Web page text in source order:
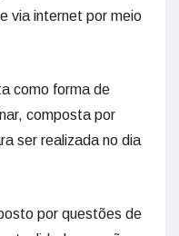
via internet por meio
como forma de
composta por
ser realizada no dia
por questões de